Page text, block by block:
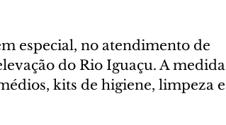
especial, no atendimento de
do Rio Iguaçu. A medida
kits de higiene, limpeza e